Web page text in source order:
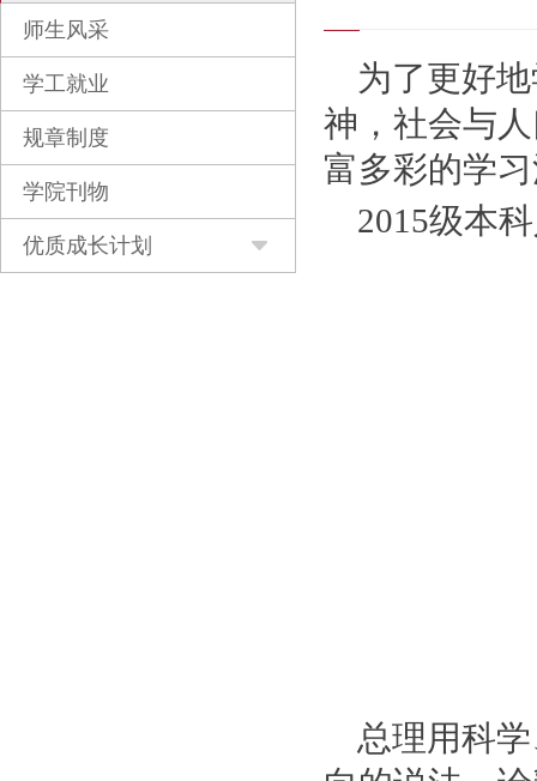
师生风采
学工就业
规章制度
学院刊物
优质成长计划
为了更好
神，社会与
富多彩的学
2015级本
总理用科